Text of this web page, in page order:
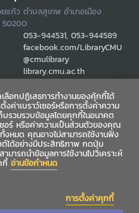
แก้ว ตำบลสุเทพ อำเภอเมือง
50200
พท์ 053-944531, 053-944589
facebook.com/LibraryCMU
@cmulibrary
library.cmu.ac.th
ลือกปฏิเสธการทำงานของคุ้กกี้ได้
ค่าเบราว์เซอร์หรือการตั้งค่าความ
รวมรวบข้อมูลโดยคุกกี้ในอนาคต
อร์ หรือค่าความเป็นส่วนตัวของคุณ
งหมด คุณอาจไม่สามารถใช้งานฟัง
ได้อย่างมีประสิทธิภาพ กดปุ่ม
ารถนำข้อมูลการใช้งานไปวิเคราะห์
กี้อ่านข้อกำหนด
การตั้งค่าคุกกี้